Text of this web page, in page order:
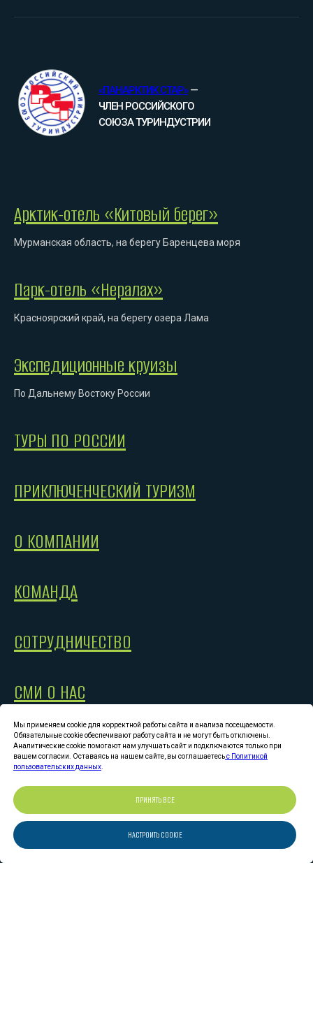
«ПАНАРКТИК СТАР»—
ЧЛЕН РОССИЙСКОГО
СОЮЗА ТУРИНДУСТРИИ
Арктик-отель «Китовый берег»
Мурманская область, на берегу Баренцева моря
Парк-отель «Нералах»
Красноярский край, на берегу озера Лама
Экспедиционные круизы
По Дальнему Востоку России
ТУРЫ ПО РОССИИ
ПРИКЛЮЧЕНЧЕСКИЙ ТУРИЗМ
О КОМПАНИИ
КОМАНДА
СОТРУДНИЧЕСТВО
СМИ О НАС
БЛОГ
ВАКАНСИИ
ОТЗЫВЫ
Мы применяем cookie для корректной работы сайта и анализа посещаемости.
Обязательные cookie обеспечивают работу сайта и не могут быть отключены.
Аналитические cookie помогают нам улучшать сайт и подключаются только при
вашем согласии. Оставаясь на нашем сайте, вы соглашаетесьс Политикой
пользовательских данных.
ПРИНЯТЬ ВСЕ
НАСТРОИТЬ COOKIE